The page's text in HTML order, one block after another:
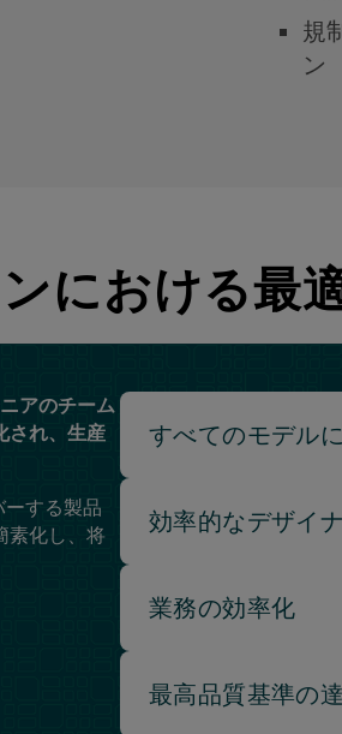
規
ン
における最
アのチーム
され、生産
する製品
素化し、将
すべてのモデル
効率的なデザイ
業務の効率化
最高品質基準の